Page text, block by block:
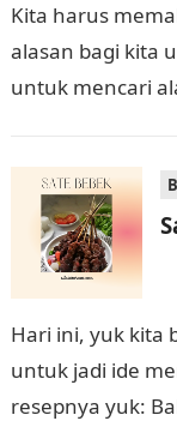
Kita harus
alasan bagi kita
untuk mencari
Hari ini, yuk kita
untuk jadi ide
resepnya yuk: